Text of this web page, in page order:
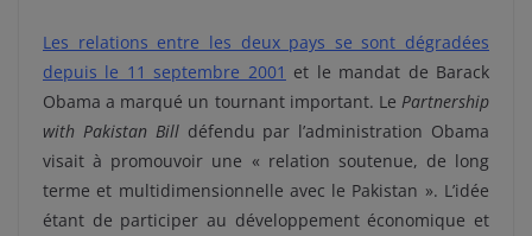
Les relations entre les deux pays se sont dégradées
depuis le 11 septembre 2001 et le mandat de Barack
Obama a marqué un tournant important. Le Partnership
with Pakistan Bill défendu par l’administration Obama
visait à promouvoir une « relation soutenue, de long
terme et multidimensionnelle avec le Pakistan ». L’idée
étant de participer au développement économique et